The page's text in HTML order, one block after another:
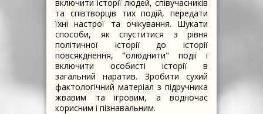
включити історії людей, співучасників
та співтворців тих подій, передати
їхні настрої та очікування. Шукати
способи, як спуститися з рівня
політичної історії до історії
повсякднення, "олюднити" події і
включити особисті історії в
загальний наратив. Зробити сухий
фактологічний матеріал з підручника
жвавим та ігровим, а водночас
корисним і пізнавальним.